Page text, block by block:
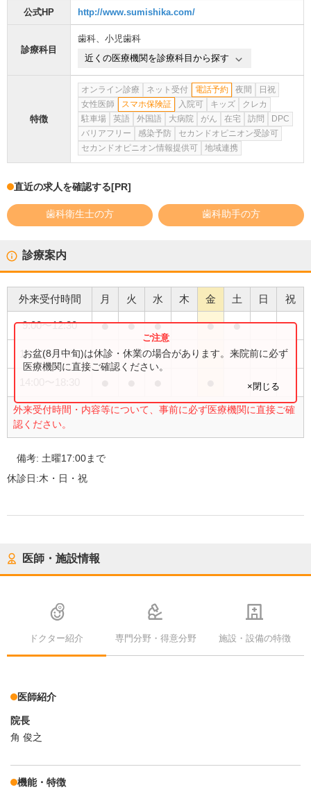
公式HP http://www.sumishika.com/
診療科目
歯科、 小児歯科
近くの医療機関を診療科目から探す
特徴
オンライン診療 ネット受付 電話予約 夜間
日祝
女性医師
スマホ保険証 入院可 キッズ
クレカ
駐車場
英語 外国語 大病院 がん 在宅 訪問
DPC
バリアフリー
感染予防
セカンドオピニオン受診可
セカンドオピニオン情報提供可
地域連携
直近の求人を確認する[PR]
歯科衛生士の方 歯科助手の方
診療案内
外来受付時間 月 火 水 木 金 土 日 祝
9:00〜12:30 ● ● ● ● ●
14:00〜17:00 ●
外来受付時間・内容等について、事前に必ず医療機関に直接ご確
認ください。
お盆(8月中旬)は休診・休業の場合があります。来院前に必ず
医療機関に直接ご確認ください。
×閉じる
備考: 土曜17:00まで
休診日:木・日・祝
医師・施設情報
ドクター紹介 専門分野・得意分野 施設・設備の特徴
医師紹介
院長
角 俊之
機能・特徴